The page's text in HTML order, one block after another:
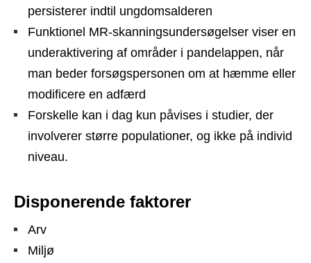
persisterer indtil ungdomsalderen
Funktionel MR-skanningsundersøgelser viser en
underaktivering af områder i pandelappen, når
man beder forsøgspersonen om at hæmme eller
modificere en adfærd
Forskelle kan i dag kun påvises i studier, der
involverer større populationer, og ikke på individ
niveau.
Disponerende faktorer
Arv
Miljø